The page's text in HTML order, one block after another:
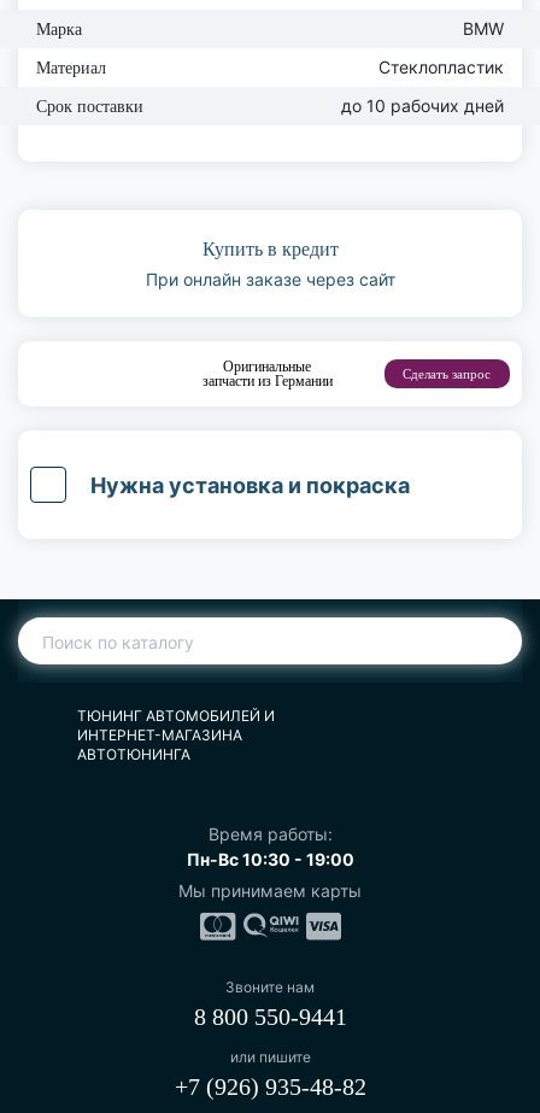
Марка BMW
Материал Стеклопластик
Срок поставки до 10 рабочих дней
Купить в кредит
При онлайн заказе через сайт
Оригинальные
запчасти из Германии
Сделать запрос
Нужна установка и покраска
ТЮНИНГ АВТОМОБИЛЕЙ И
ИНТЕРНЕТ-МАГАЗИНА
АВТОТЮНИНГА
Время работы:
Пн-Вс 10:30 - 19:00
Мы принимаем карты
Звоните нам
8 800 550-9441
или пишите
+7 (926) 935-48-82